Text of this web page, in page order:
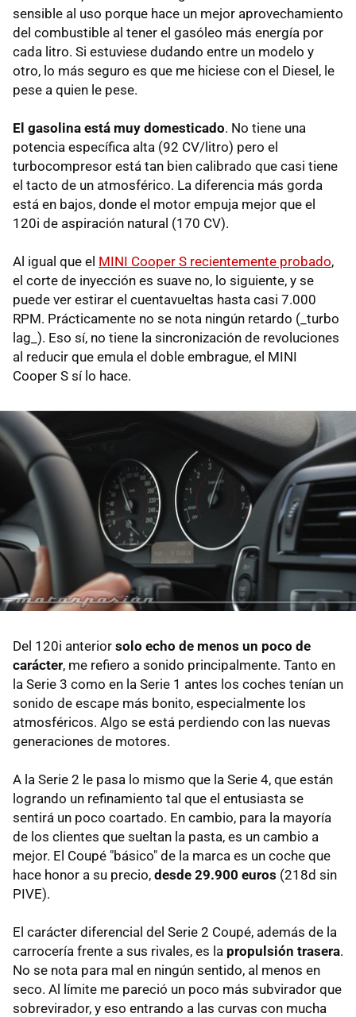
sensible al uso porque hace un mejor aprovechamiento
del combustible al tener el gasóleo más energía por
cada litro. Si estuviese dudando entre un modelo y
otro, lo más seguro es que me hiciese con el Diesel, le
pese a quien le pese.
El gasolina está muy domesticado. No tiene una
potencia específica alta (92 CV/litro) pero el
turbocompresor está tan bien calibrado que casi tiene
el tacto de un atmosférico. La diferencia más gorda
está en bajos, donde el motor empuja mejor que el
120i de aspiración natural (170 CV).
Al igual que el MINI Cooper S recientemente probado,
el corte de inyección es suave no, lo siguiente, y se
puede ver estirar el cuentavueltas hasta casi 7.000
RPM. Prácticamente no se nota ningún retardo (_turbo
lag_). Eso sí, no tiene la sincronización de revoluciones
al reducir que emula el doble embrague, el MINI
Cooper S sí lo hace.
Del 120i anterior solo echo de menos un poco de
carácter, me refiero a sonido principalmente. Tanto en
la Serie 3 como en la Serie 1 antes los coches tenían un
sonido de escape más bonito, especialmente los
atmosféricos. Algo se está perdiendo con las nuevas
generaciones de motores.
A la Serie 2 le pasa lo mismo que la Serie 4, que están
logrando un refinamiento tal que el entusiasta se
sentirá un poco coartado. En cambio, para la mayoría
de los clientes que sueltan la pasta, es un cambio a
mejor. El Coupé "básico" de la marca es un coche que
hace honor a su precio, desde 29.900 euros (218d sin
PIVE).
El carácter diferencial del Serie 2 Coupé, además de la
carrocería frente a sus rivales, es la propulsión trasera.
No se nota para mal en ningún sentido, al menos en
seco. Al límite me pareció un poco más subvirador que
sobrevirador, y eso entrando a las curvas con mucha